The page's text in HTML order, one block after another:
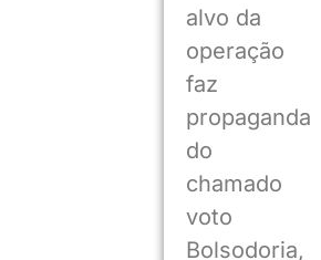
alvo da
operação
faz
propaganda
do
chamado
voto
Bolsodoria,